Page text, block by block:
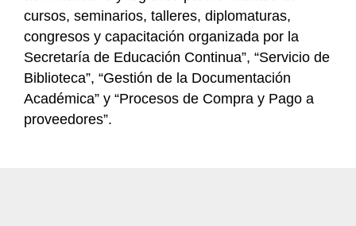
cursos, seminarios, talleres, diplomaturas,
congresos y capacitación organizada por la
Secretaría de Educación Continua”, “Servicio de
Biblioteca”, “Gestión de la Documentación
Académica” y “Procesos de Compra y Pago a
proveedores”.